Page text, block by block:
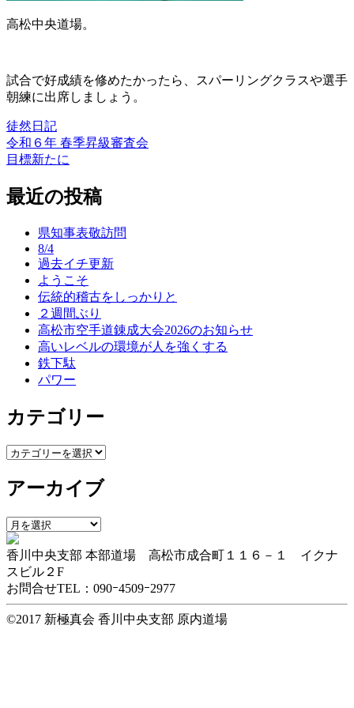
高松中央道場。
試合で好成績を修めたかったら、スパーリングクラスや選手
朝練に出席しましょう。
徒然日記
投
稿
ナ
令和６年 春季昇級審査会
目標新たに
最近の投稿
県知事表敬訪問
8/4
過去イチ更新
ようこそ
伝統的稽古をしっかりと
２週間ぶり
高松市空手道錬成大会2026のお知らせ
高いレベルの環境が人を強くする
鉄下駄
パワー
カテゴリー
カ
ゴ
ー
アーカイブ
ア
ー
カ
イ
ブ
香川中央支部 本部道場 高松市成合町１１６－１ イクナ
スビル２F
お問合せTEL：090ｰ4509ｰ2977
©2017 新極真会 香川中央支部 原内道場